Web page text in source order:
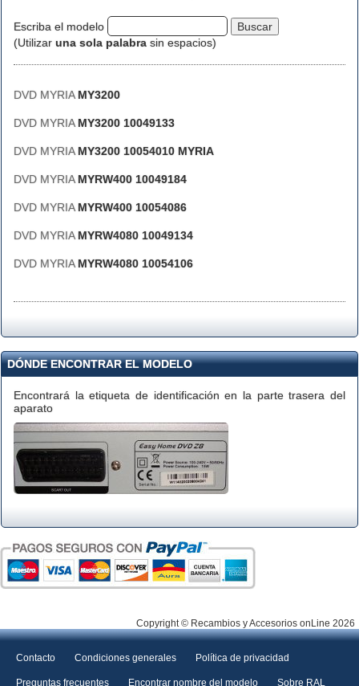
Escriba el modelo
(Utilizar una sola palabra sin espacios)
DVD MYRIA MY3200
DVD MYRIA MY3200 10049133
DVD MYRIA MY3200 10054010 MYRIA
DVD MYRIA MYRW400 10049184
DVD MYRIA MYRW400 10054086
DVD MYRIA MYRW4080 10049134
DVD MYRIA MYRW4080 10054106
DÓNDE ENCONTRAR EL MODELO
Encontrará la etiqueta de identificación en la parte trasera del
aparato
Copyright © Recambios y Accesorios onLine 2026
Contacto Condiciones generales Política de privacidad
Preguntas frecuentes Encontrar nombre del modelo Sobre RAL